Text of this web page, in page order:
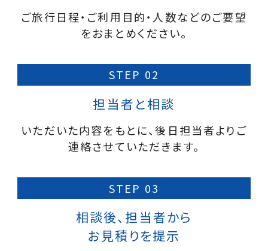
ご旅行日程・ご利用目的・人数などのご要望
をおまとめください。
STEP 02
担当者と相談
いただいた内容をもとに、後日担当者よりご
連絡させていただきます。
STEP 03
相談後、担当者から
お見積りを提示
検索する
株主優待券をご利用の方 法人会員の方
団体問い合わせ ログインはこちら